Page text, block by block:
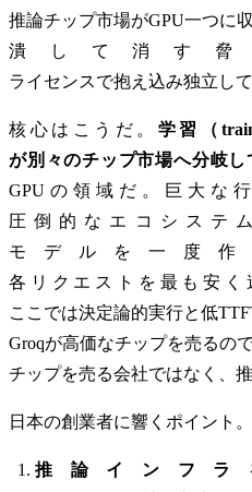
推論チップ市場がGPU一つに
潰して消す脅
ライセンスで抱え込み独立し
核心はこうだ。 学習（
が別々のチップ市場へ分岐し
GPUの領域だ。巨大な
圧倒的なエコシステ
モデルを一度作
各リクエストを最も安く
ここでは決定論的実行と低
Groqが高価なチップを売るの
チップを売る会社ではなく、
日本の創業者に響くポイント。
推論インフラ